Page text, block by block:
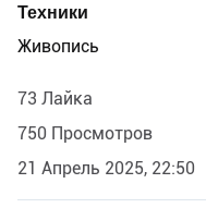
Техники
Живопись
73 Лайка
750 Просмотров
21 Апрель 2025, 22:50